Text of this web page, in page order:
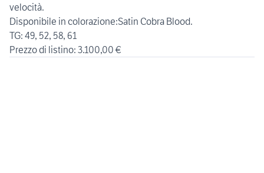
velocità.
Disponibile in colorazione:Satin Cobra Blood.
TG: 49, 52, 58, 61
Prezzo di listino: 3.100,00 €